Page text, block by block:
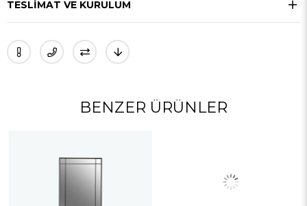
TESLIMAT VE KURULUM
BENZER ÜRÜNLER